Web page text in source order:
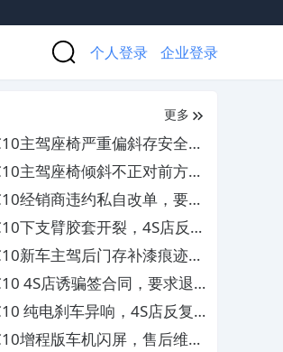
个人登录 企业登录
更多
主驾座椅严重偏斜存安全隐
正常为由不予维修
主驾座椅倾斜不正对前方，
修无效
经销商违约私自改单，要求
下支臂胶套开裂，4S店反复
新车主驾后门存补漆痕迹，
诈且拒不解决
4S店诱骗签合同，要求退
纯电刹车异响，4S店反复
增程版车机闪屏，售后维修